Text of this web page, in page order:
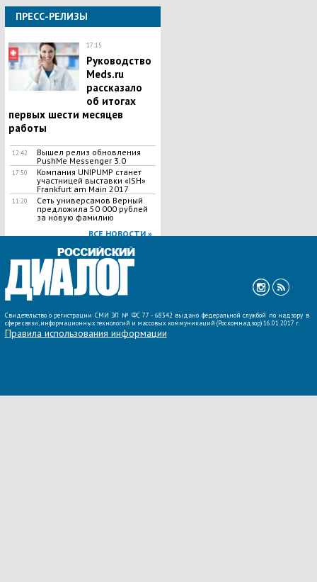
ПРЕСС-РЕЛИЗЫ
17:15
Руководство
Meds.ru
рассказало
об итогах
первых шести месяцев
работы
12:42
Вышел релиз обновления
PushMe Messenger 3.0
17:50
Компания UNIPUMP станет
участницей выставки «ISH»
Frankfurt am Main 2017
11:20
Сеть универсамов Верный
предложила 50 000 рублей
за новую фамилию
ВСЕ НОВОСТИ »
Свидетельство о регистрации СМИ ЭЛ № ФС 77 - 68342 выдано федеральной службой по надзору в
сфере связи, информационных технологий и массовых коммуникаций (Роскомнадзор) 16.01.2017 г.
Правила использования информации